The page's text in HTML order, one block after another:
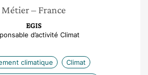
Métier– France
EGIS
d’activité Climat
climatique Climat